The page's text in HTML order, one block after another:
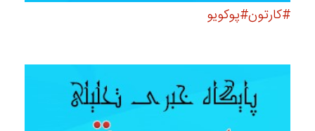
#کارتون#پوکویو